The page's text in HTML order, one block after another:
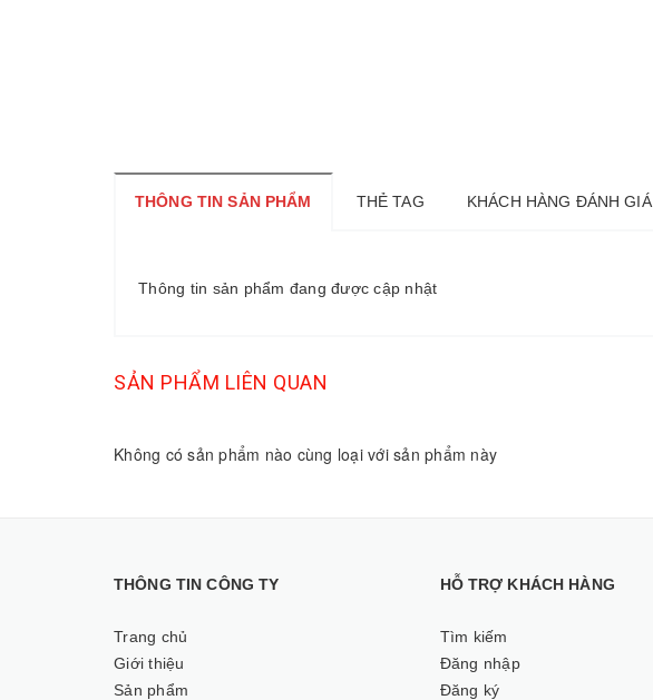
THÔNG TIN SẢN PHẨM THẺ TAG KHÁCH HÀNG ĐÁNH GIÁ
Thông tin sản phẩm đang được cập nhật
SẢN PHẨM LIÊN QUAN
Không có sản phẩm nào cùng loại với sản phẩm này
THÔNG TIN CÔNG TY
Trang chủ
Giới thiệu
Sản phẩm
HỖ TRỢ KHÁCH HÀNG
Tìm kiếm
Đăng nhập
Đăng ký